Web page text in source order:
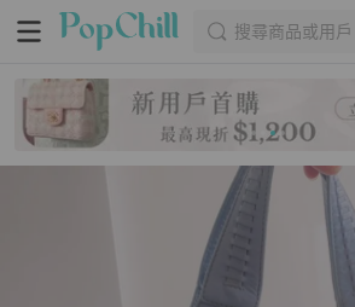
搜尋商品或用戶